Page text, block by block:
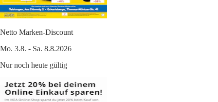
Netto Marken-Discount
Mo. 3.8. - Sa. 8.8.2026
Nur noch heute gültig